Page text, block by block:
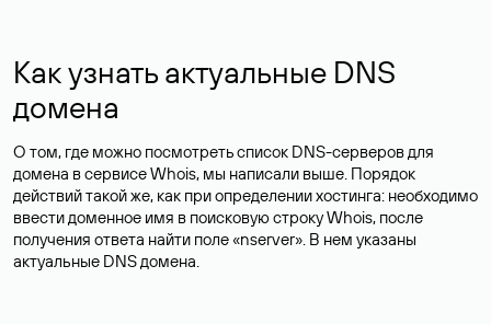
Как узнать актуальные DNS
домена
О том, где можно посмотреть список DNS-серверов для
домена в сервисе Whois, мы написали выше. Порядок
действий такой же, как при определении хостинга: необходимо
ввести доменное имя в поисковую строку Whois, после
получения ответа найти поле «nserver». В нем указаны
актуальные DNS домена.